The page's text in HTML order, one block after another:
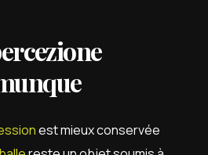
est mieux conservée